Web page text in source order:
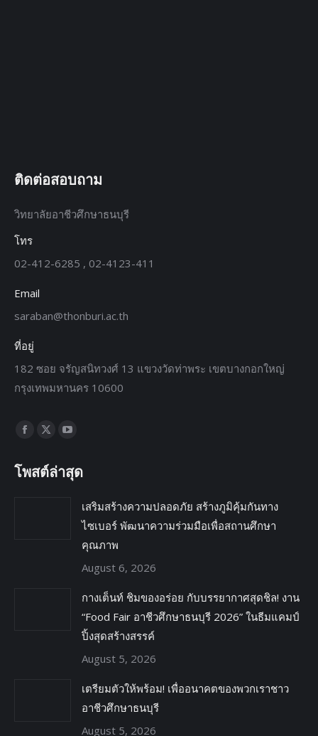
ติดต่อสอบถาม
วิทยาลัยอาชีวศึกษาธนบุรี
โทร
02-412-6285 , 02-4123-411
Email
saraban@thonburi.ac.th
ที่อยู่
182 ซอย จรัญสนิทวงศ์ 13 แขวงวัดท่าพระ เขตบางกอกใหญ่
กรุงเทพมหานคร 10600
Find us on:
โพสต์ล่าสุด
เสริมสร้างความปลอดภัย สร้างภูมิคุ้มกันทาง
ไซเบอร์ พัฒนาความร่วมมือเพื่อสถานศึกษา
คุณภาพ
August 6, 2026
กางเต็นท์ ชิมของอร่อย กับบรรยากาศสุดชิล! งาน
“Food Fair อาชีวศึกษาธนบุรี 2026” ในธีมแคมป์
ปิ้งสุดสร้างสรรค์
August 5, 2026
เตรียมตัวให้พร้อม! เพื่ออนาคตของพวกเราชาว
อาชีวศึกษาธนบุรี
August 5, 2026